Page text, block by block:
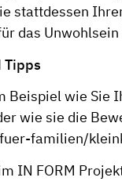
stattdessen
das Unwohlsein
Tipps
Beispiel wie Sie
wie sie die
familien/
IN FORM